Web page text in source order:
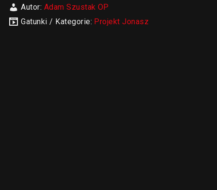
Autor: Adam Szustak OP
Gatunki / Kategorie: Projekt Jonasz